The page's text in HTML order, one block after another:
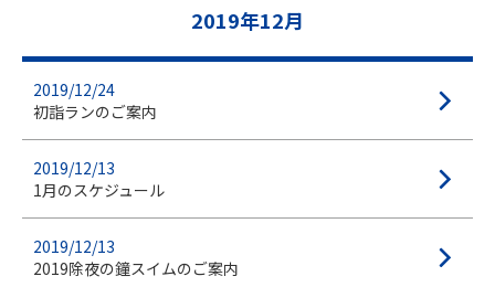
2019年12月
2019/12/24
初詣ランのご案内
2019/12/13
1月のスケジュール
2019/12/13
2019除夜の鐘スイムのご案内